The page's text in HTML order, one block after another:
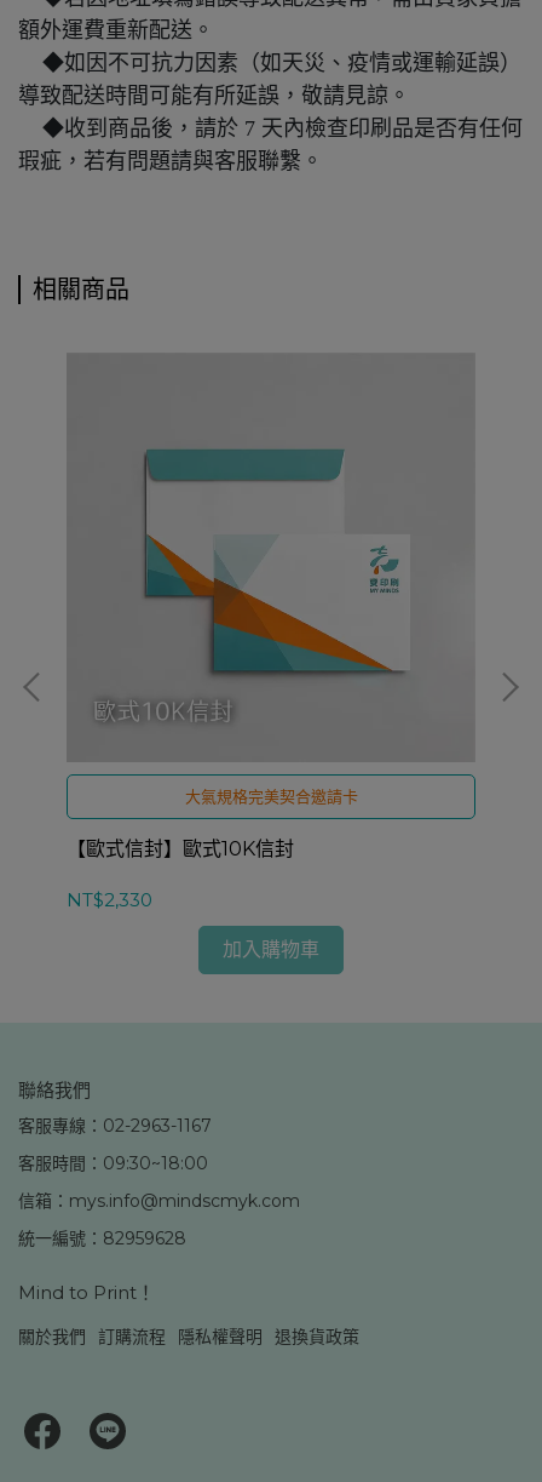
額外運費重新配送。
◆如因不可抗力因素（如天災、疫情或運輸延誤）
導致配送時間可能有所延誤，敬請見諒。
◆收到商品後，請於 7 天內檢查印刷品是否有任何
瑕疵，若有問題請與客服聯繫。
相關商品
大氣規格完美契合邀請卡
【歐式信封】歐式10K信封
NT$2,330
加入購物車
聯絡我們
客服專線：02-2963-1167
客服時間：09:30~18:00
信箱：mys.info@mindscmyk.com
統一編號：82959628
Mind to Print！
關於我們 訂購流程 隱私權聲明 退換貨政策